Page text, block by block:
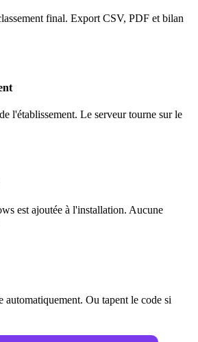
final. Export CSV, PDF et bilan
l'établissement. Le serveur tourne sur le
est ajoutée à l'installation. Aucune
automatiquement. Ou tapent le code si